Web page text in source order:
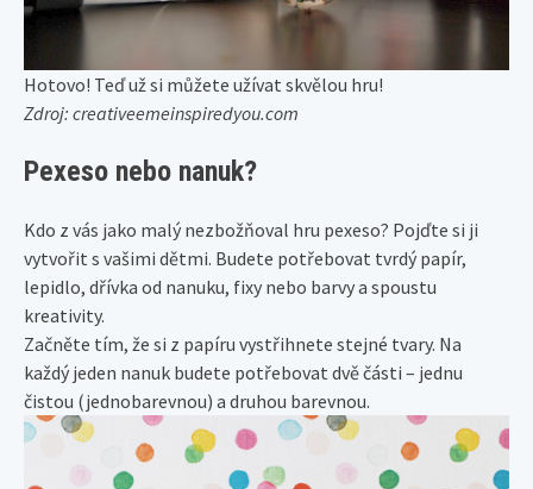
Hotovo! Teď už si můžete užívat skvělou hru!
Zdroj: creativeemeinspiredyou.com
Pexeso nebo nanuk?
Kdo z vás jako malý nezbožňoval hru pexeso? Pojďte si ji
vytvořit s vašimi dětmi. Budete potřebovat tvrdý papír,
lepidlo, dřívka od nanuku, fixy nebo barvy a spoustu
kreativity.
Začněte tím, že si z papíru vystřihnete stejné tvary. Na
každý jeden nanuk budete potřebovat dvě části – jednu
čistou (jednobarevnou) a druhou barevnou.